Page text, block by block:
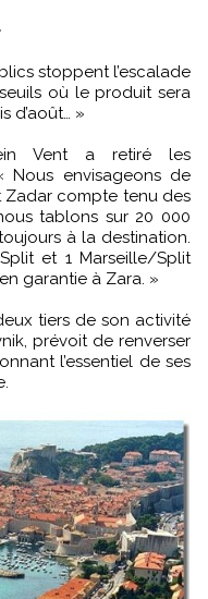
stoppent l’escalade
où le produit sera
d’août… »
Vent a retiré les
Nous envisageons de
Zadar compte tenu des
tablons sur 20 000
à la destination.
et 1 Marseille/Split
garantie à Zara. »
tiers de son activité
prévoit de renverser
l’essentiel de ses